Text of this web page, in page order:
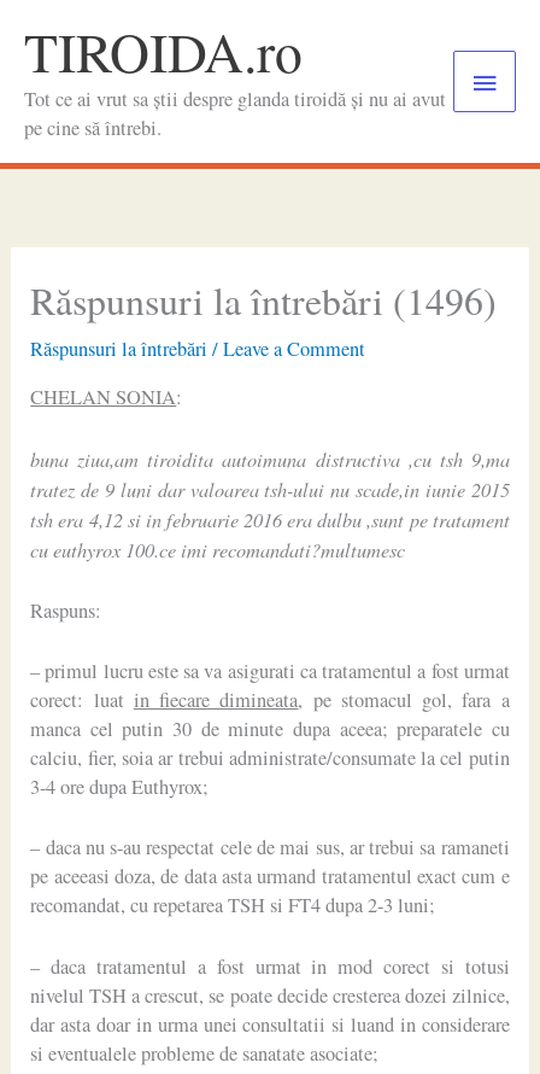
contentTIROIDA.ro
Tot ce ai vrut sa știi despre glanda tiroidă și nu ai avut
pe cine să întrebi.
Main
Răspunsuri la întrebări (1496)
Răspunsuri la întrebări /Leave a Comment
CHELAN SONIA:
buna ziua,am tiroidita autoimuna distructiva ,cu tsh 9,ma
tratez de 9 luni dar valoarea tsh-ului nu scade,in iunie 2015
tsh era 4,12 si in februarie 2016 era dulbu ,sunt pe tratament
cu euthyrox 100.ce imi recomandati?multumesc
Raspuns:
– primul lucru este sa va asigurati ca tratamentul a fost urmat
corect: luat in fiecare dimineata, pe stomacul gol, fara a
manca cel putin 30 de minute dupa aceea; preparatele cu
calciu, fier, soia ar trebui administrate/consumate la cel putin
3-4 ore dupa Euthyrox;
– daca nu s-au respectat cele de mai sus, ar trebui sa ramaneti
pe aceeasi doza, de data asta urmand tratamentul exact cum e
recomandat, cu repetarea TSH si FT4 dupa 2-3 luni;
– daca tratamentul a fost urmat in mod corect si totusi
nivelul TSH a crescut, se poate decide cresterea dozei zilnice,
dar asta doar in urma unei consultatii si luand in considerare
si eventualele probleme de sanatate asociate;